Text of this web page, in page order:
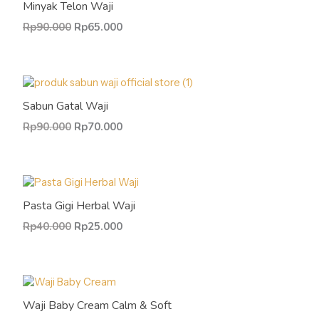
Minyak Telon Waji
Rp90.000 Rp65.000
Sabun Gatal Waji
Rp90.000 Rp70.000
Pasta Gigi Herbal Waji
Rp40.000 Rp25.000
Waji Baby Cream Calm & Soft